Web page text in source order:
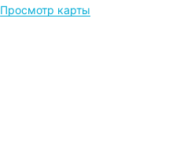
Просмотр карты